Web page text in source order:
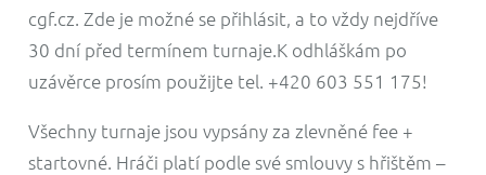
cgf.cz. Zde je možné se přihlásit, a to vždy nejdříve
30 dní před termínem turnaje.K odhláškám po
uzávěrce prosím použijte tel. +420 603 551 175!
Všechny turnaje jsou vypsány za zlevněné fee +
startovné. Hráči platí podle své smlouvy s hřištěm –